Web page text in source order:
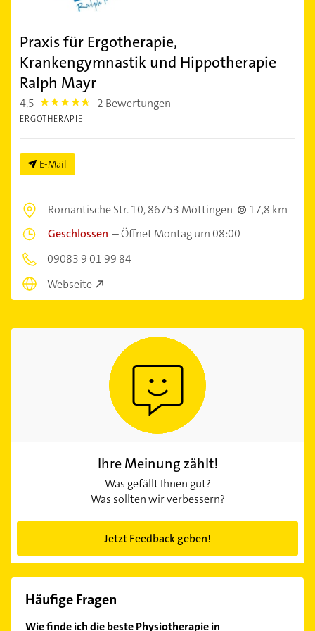
Praxis für Ergotherapie,
Krankengymnastik und Hippotherapie
Ralph Mayr
4,5 4.5 2 Bewertungen
ERGOTHERAPIE
E-Mail
Romantische Str. 10,86753 Möttingen
17,8 km
Geschlossen –Öffnet Montag um 08:00
09083 9 01 99 84
Webseite
Ihre Meinung zählt!
Was gefällt Ihnen gut?
Was sollten wir verbessern?
Jetzt Feedback geben!
Häufige Fragen
Wie finde ich die beste Physiotherapie in